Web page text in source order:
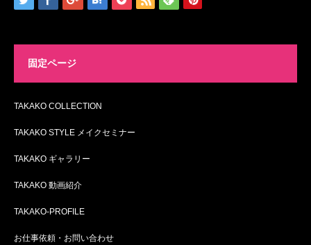
固定ページ
TAKAKO COLLECTION
TAKAKO STYLE メイクセミナー
TAKAKO ギャラリー
TAKAKO 動画紹介
TAKAKO-PROFILE
お仕事依頼・お問い合わせ